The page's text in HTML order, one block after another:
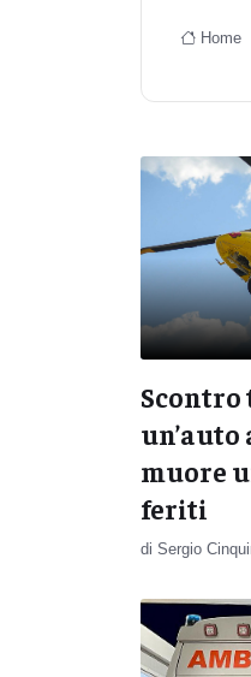
Home
Scontro
un’auto
muore
feriti
di Sergio